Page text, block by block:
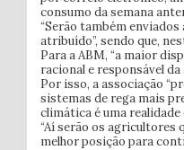
consumo da semana
“Serão também
atribuído”, sendo que,
Para a ABM, “a maior
racional e responsável da
Por isso, a associação
sistemas de rega mais
climática é uma
“Aí serão os agricultores
melhor posição para